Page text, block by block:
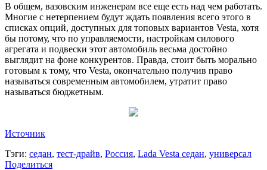
В общем, вазовским инженерам все еще есть над чем работать.
Многие с нетерпением будут ждать появления всего этого в
списках опций, доступных для топовых вариантов Vesta, хотя
бы потому, что по управляемости, настройкам силового
агрегата и подвески этот автомобиль весьма достойно
выглядит на фоне конкурентов. Правда, стоит быть морально
готовым к тому, что Vesta, окончательно получив право
называться современным автомобилем, утратит право
называться бюджетным.
Источник
Тэги: седан, тест-драйв, Россия, Lada Vesta седан, универсал
Поделиться